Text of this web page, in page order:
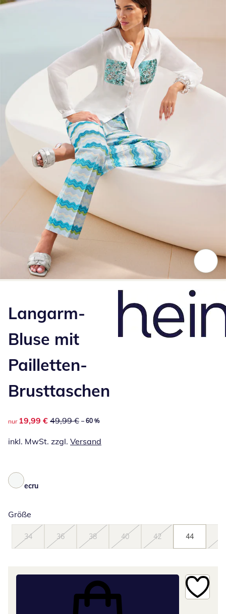
Langarm-
Bluse mit
Pailletten-
Brusttaschen
reduzierter Preis 19,99 €, vorheriger Preis: 49,99 €
nur 19,99 € 49,99 € – 60 %
inkl. MwSt. zzgl. Versand
ecru
Größe
34 36 38 40 42 44